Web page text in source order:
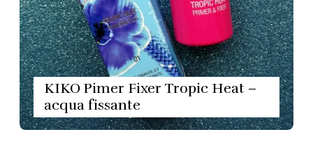
KIKO Pimer Fixer Tropic Heat –
acqua fissante